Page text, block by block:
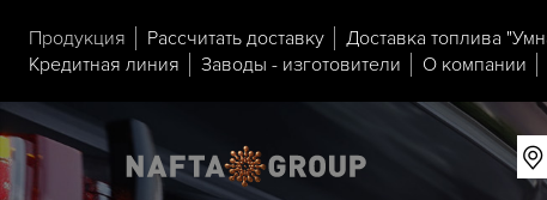
Продукция Рассчитать доставку Доставка топлива
Кредитная линия
Заводы - изготовители О компании